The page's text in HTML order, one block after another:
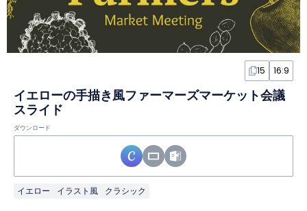
15 16:9
イエローの手描き風ファーマーズマーケット会議
スライド
ダウンロード
イエロー イラスト風 クラシック